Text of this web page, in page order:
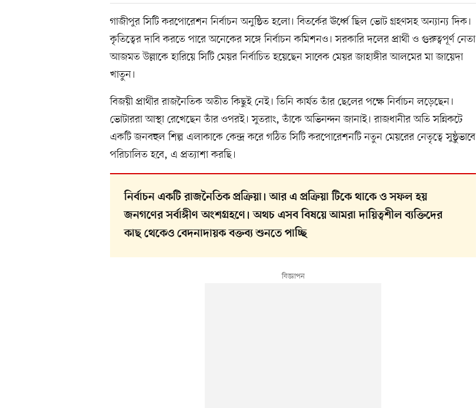
গাজীপুর সিটি করপোরেশন নির্বাচন অনুষ্ঠিত হলো। বিতর্কের ঊর্ধ্বে ছিল ভোট গ্রহণসহ অন্যান্য দিক।
কৃতিত্বের দাবি করতে পারে অনেকের সঙ্গে নির্বাচন কমিশনও। সরকারি দলের প্রার্থী ও গুরুত্বপূর্ণ নেতা
আজমত উল্লাকে হারিয়ে সিটি মেয়র নির্বাচিত হয়েছেন সাবেক মেয়র জাহাঙ্গীর আলমের মা জায়েদা
খাতুন।
বিজয়ী প্রার্থীর রাজনৈতিক অতীত কিছুই নেই। তিনি কার্যত তাঁর ছেলের পক্ষে নির্বাচন লড়েছেন।
ভোটাররা আস্থা রেখেছেন তাঁর ওপরই। সুতরাং, তাঁকে অভিনন্দন জানাই। রাজধানীর অতি সন্নিকটে
একটি জনবহুল শিল্প এলাকাকে কেন্দ্র করে গঠিত সিটি করপোরেশনটি নতুন মেয়রের নেতৃত্বে সুষ্ঠুভাবে
পরিচালিত হবে, এ প্রত্যাশা করছি।
নির্বাচন একটি রাজনৈতিক প্রক্রিয়া। আর এ প্রক্রিয়া টিকে থাকে ও সফল হয়
জনগণের সর্বাঙ্গীণ অংশগ্রহণে। অথচ এসব বিষয়ে আমরা দায়িত্বশীল ব্যক্তিদের
কাছ থেকেও বেদনাদায়ক বক্তব্য শুনতে পাচ্ছি